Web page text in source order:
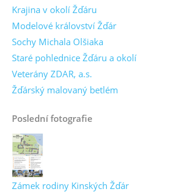
Krajina v okolí Žďáru
Modelové království Žďár
Sochy Michala Olšiaka
Staré pohlednice Žďáru a okolí
Veterány ZDAR, a.s.
Žďárský malovaný betlém
Poslední fotografie
Zámek rodiny Kinských Žďár